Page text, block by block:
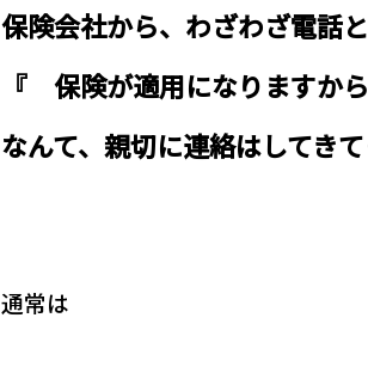
保険会社から、わざわざ電話
『 保険が適用になりますか
なんて、親切に連絡はしてきて
通常は